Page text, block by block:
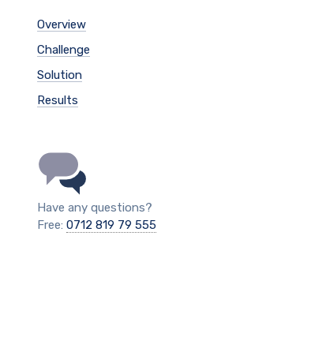
Overview
Challenge
Solution
Results
Have any questions?
Free: 0712 819 79 555